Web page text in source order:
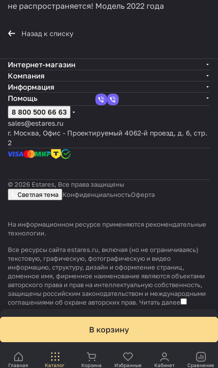
не распространяется! Модель 2022 года
Назад к списку
В корзину
Главная Каталог Корзина Избранные Кабинет Сравнение
Интернет-магазин
Компания
Информация
Помощь
8 800 500 66 63
sales@estares.ru
г. Москва, Офис - Проектируемый 4062-й проезд, д. 6, стр.
2
© 2026 Estares, Все права защищены
Светлая тема КонфиденциальностьОферта
На информационном ресурсе применяются рекомендательные
технологии.
Все ресурсы сайта estares.ru, включая (но не ограничиваясь)
текстовую, графическую, фотографическую и видео
информацию, структуру, дизайн и оформление страниц,
доменное имя, фирменное наименование являются объектами
авторского права и прав на интеллектуальную собственность,
защищены российским законодательством и международными
соглашениями об охране авторских прав. Читать далее